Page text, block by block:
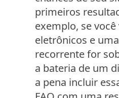
primeiros
exemplo, se você
eletrônicos e
recorrente for
a bateria de um
a pena incluir